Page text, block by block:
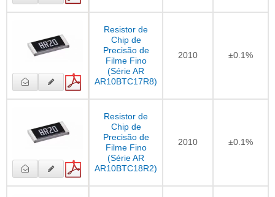
Resistor de
Chip de
Precisão de
Filme Fino
(Série AR
AR10BTC17R8)
2010 ±0.1%
Resistor de
Chip de
Precisão de
Filme Fino
(Série AR
AR10BTC18R2)
2010 ±0.1%